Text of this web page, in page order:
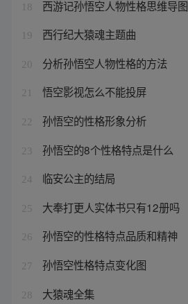
18 西游记孙悟空人物性格思维导图
19 西行纪大猿魂主题曲
20 分析孙悟空人物性格的方法
21 悟空影视怎么不能投屏
22 孙悟空的性格形象分析
23 孙悟空的8个性格特点是什么
24 临安公主的结局
25 大奉打更人实体书只有12册吗
26 孙悟空的性格特点品质和精神
27 孙悟空性格特点变化图
28 大猿魂全集